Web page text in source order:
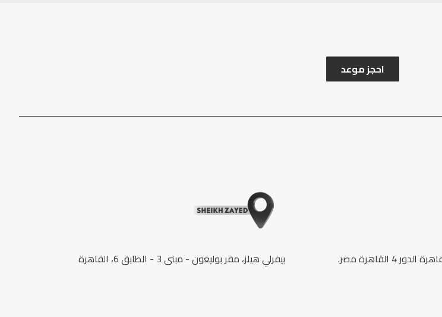
احجز موعد
بيفرلي هيلز، مقر بوليغون - مبنى 3 - الطابق 6، القاهرة